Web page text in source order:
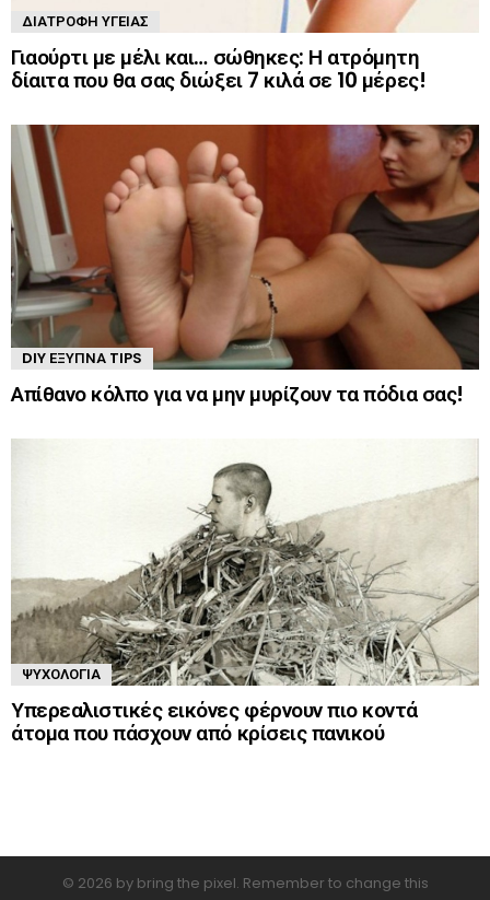
ΔΙΑΤΡΟΦΉ ΥΓΕΊΑΣ
Γιαούρτι με μέλι και… σώθηκες: Η ατρόμητη
δίαιτα που θα σας διώξει 7 κιλά σε 10 μέρες!
DIY ΈΞΥΠΝΑ TIPS
Απίθανο κόλπο για να μην μυρίζουν τα πόδια σας!
ΨΥΧΟΛΟΓΊΑ
Υπερεαλιστικές εικόνες φέρνουν πιο κοντά
άτομα που πάσχουν από κρίσεις πανικού
© 2026 by bring the pixel. Remember to change this